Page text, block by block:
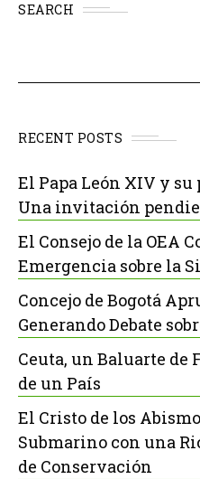
SEARCH
RECENT POSTS
El Papa León XIV y
Una invitación
El Consejo de la OEA
Emergencia sobre la
Concejo de Bogotá
Generando Debate
Ceuta, un Baluarte de
de un País
El Cristo de los
Submarino con una
de Conservación